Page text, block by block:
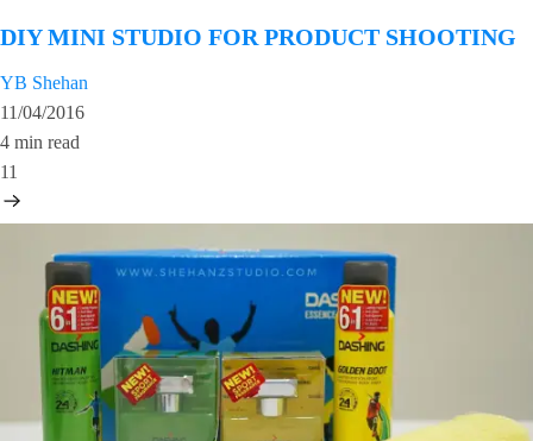
DIY MINI STUDIO FOR PRODUCT SHOOTING
YB Shehan
11/04/2016
4 min read
11